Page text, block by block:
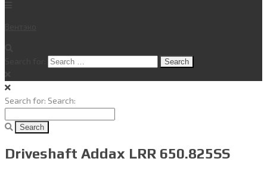
Search for: Search:
Driveshaft Addax LRR 650.825SS